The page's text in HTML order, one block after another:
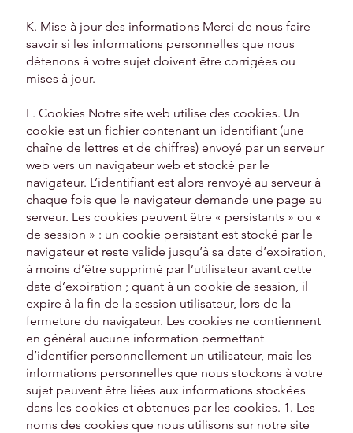
K. Mise à jour des informations Merci de nous faire
savoir si les informations personnelles que nous
détenons à votre sujet doivent être corrigées ou
mises à jour.
L. Cookies Notre site web utilise des cookies. Un
cookie est un fichier contenant un identifiant (une
chaîne de lettres et de chiffres) envoyé par un serveur
web vers un navigateur web et stocké par le
navigateur. L’identifiant est alors renvoyé au serveur à
chaque fois que le navigateur demande une page au
serveur. Les cookies peuvent être « persistants » ou «
de session » : un cookie persistant est stocké par le
navigateur et reste valide jusqu’à sa date d’expiration,
à moins d’être supprimé par l’utilisateur avant cette
date d’expiration ; quant à un cookie de session, il
expire à la fin de la session utilisateur, lors de la
fermeture du navigateur. Les cookies ne contiennent
en général aucune information permettant
d’identifier personnellement un utilisateur, mais les
informations personnelles que nous stockons à votre
sujet peuvent être liées aux informations stockées
dans les cookies et obtenues par les cookies. 1. Les
noms des cookies que nous utilisons sur notre site